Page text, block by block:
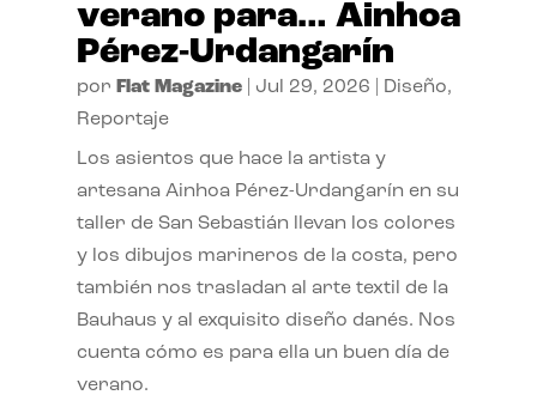
verano para… Ainhoa
Pérez-Urdangarín
por Flat Magazine| Jul 29, 2026 Diseño,
Reportaje
Los asientos que hace la artista y
artesana Ainhoa Pérez-Urdangarín en su
taller de San Sebastián llevan los colores
y los dibujos marineros de la costa, pero
también nos trasladan al arte textil de la
Bauhaus y al exquisito diseño danés. Nos
cuenta cómo es para ella un buen día de
verano.